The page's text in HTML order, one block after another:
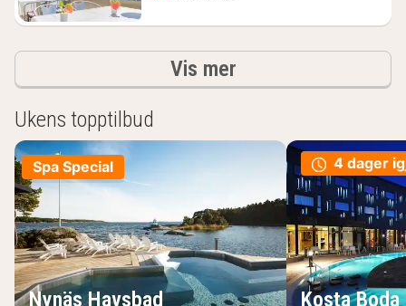
Vis merResultater
Ukens topptilbud
Spa Special
Nynäs Havsbad
4 dager
Kosta